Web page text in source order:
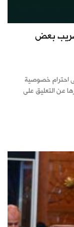
بعض
‏احترام خصوصية
عن التعليق على